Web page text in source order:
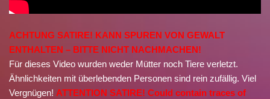
ACHTUNG SATIRE! KANN SPUREN VON GEWALT
ENTHALTEN – BITTE NICHT NACHMACHEN!
Für dieses Video wurden weder Mütter noch Tiere verletzt.
Ähnlichkeiten mit überlebenden Personen sind rein zufällig. Viel
Vergnügen! ATTENTION SATIRE! Could contain traces of